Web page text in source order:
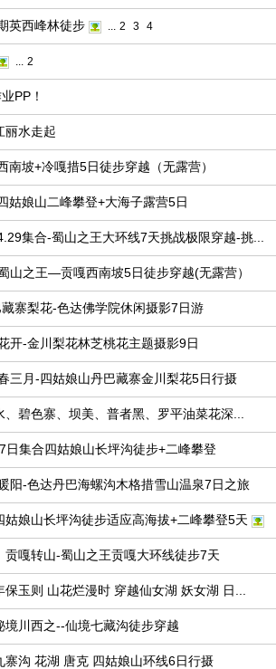
英西峰林徒步 ... 2 3 4
... 2
PP！
丽水走起
南坡+冷嘎措5日徒步穿越（无露营）
姑娘山二峰攀登+大海子露营5日
集合-蜀山之王大环线7天挑战极限穿越-挑...
山之王—贡嘎西南坡5日徒步穿越(无露营）
寨梨花-色达佛学院休闲摄影7日游
开-金川梨花林芝桃花主题摄影9日
三月-四姑娘山丹巴藏寨金川梨花5日行摄
、碧色寨、坝美、普者黑、罗平油菜花深...
日集合四姑娘山长坪沟徒步+二峰攀登
阳-色达丹巴海螺沟木格措雪山温泉7日之旅
姑娘山长坪沟徒步适应高海拔+二峰攀登5天
贡嘎转山-蜀山之王贡嘎大环线徒步7天
保玉则 山花烂漫时 穿越仙女湖 妖女湖 日...
境川西之--仙境七藏沟徒步穿越
寨沟 花湖 唐克 四姑娘山环线6日行摄